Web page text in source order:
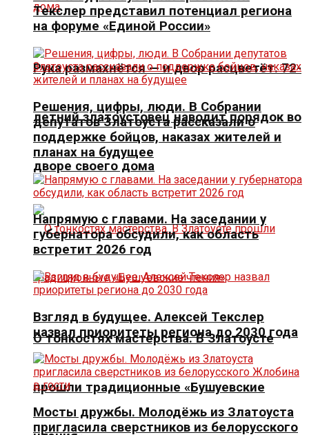
Рука размахнётся — и двор расцветёт. 72-
летний златоустовец наводит порядок во
дворе своего дома
О тонкостях мастерства. В Златоусте
прошли традиционные «Бушуевские
Текслер представил потенциал региона
на форуме «Единой России»
Решения, цифры, люди. В Собрании
депутатов Златоуста рассказали о
поддержке бойцов, наказах жителей и
планах на будущее
Напрямую с главами. На заседании у
губернатора обсудили, как область
встретит 2026 год
Взгляд в будущее. Алексей Текслер
назвал приоритеты региона до 2030 года
Мосты дружбы. Молодёжь из Златоуста
пригласила сверстников из белорусского